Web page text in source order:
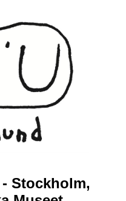
Stockholm,